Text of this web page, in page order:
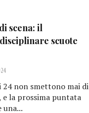
scena: il
scuote
non smettono mai di
e la prossima puntata
una...